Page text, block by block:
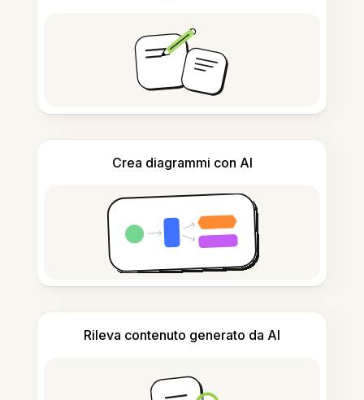
Crea diagrammi con AI
Rileva contenuto generato da AI